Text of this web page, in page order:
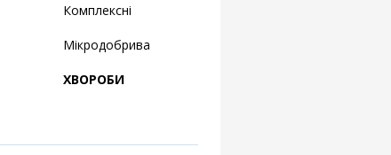
Комплексні
Мікродобрива
ХВОРОБИ